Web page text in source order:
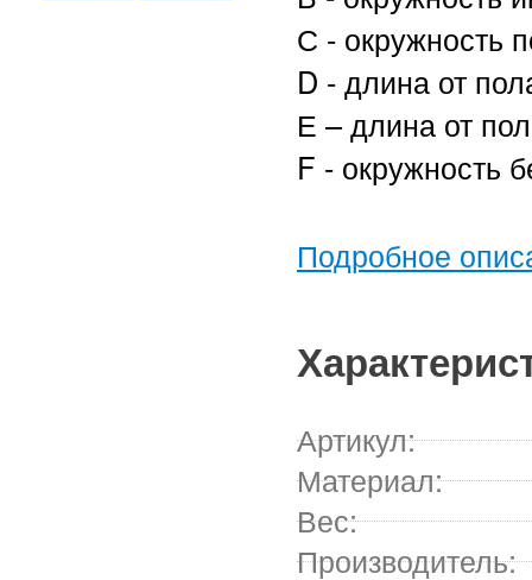
С - окружность
D - длина от
Е – длина от
F - окружность
Подробное
Артикул:
Материал:
Вес:
Производитель: